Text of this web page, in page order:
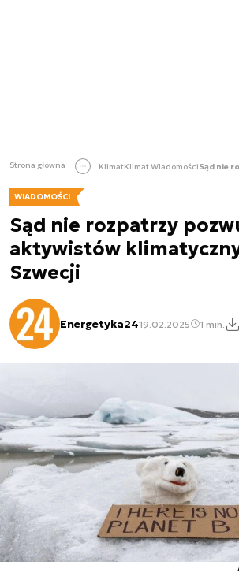
Strona główna KlimatKlimat Wiadomości
WIADOMOŚCI
Sąd nie rozpatrzy
aktywistów
Szwecji
Energetyka2419.02.2025 1 min.